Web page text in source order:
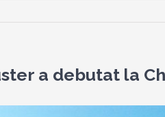
a debutat la